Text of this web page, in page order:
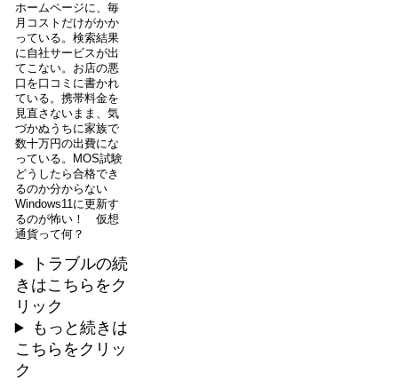
ホームページに、毎
月コストだけがかか
っている。検索結果
に自社サービスが出
てこない。お店の悪
口を口コミに書かれ
ている。携帯料金を
見直さないまま、気
づかぬうちに家族で
数十万円の出費にな
っている。MOS試験
どうしたら合格でき
るのか分からない
Windows11に更新す
るのが怖い！ 仮想
通貨って何？
トラブルの続
きはこちらをク
リック
もっと続きは
こちらをクリッ
ク